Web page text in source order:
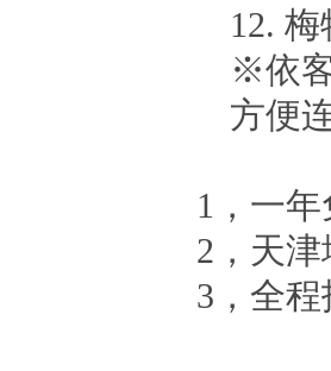
12.
※依
方便
1，一
2， 天津
3，全